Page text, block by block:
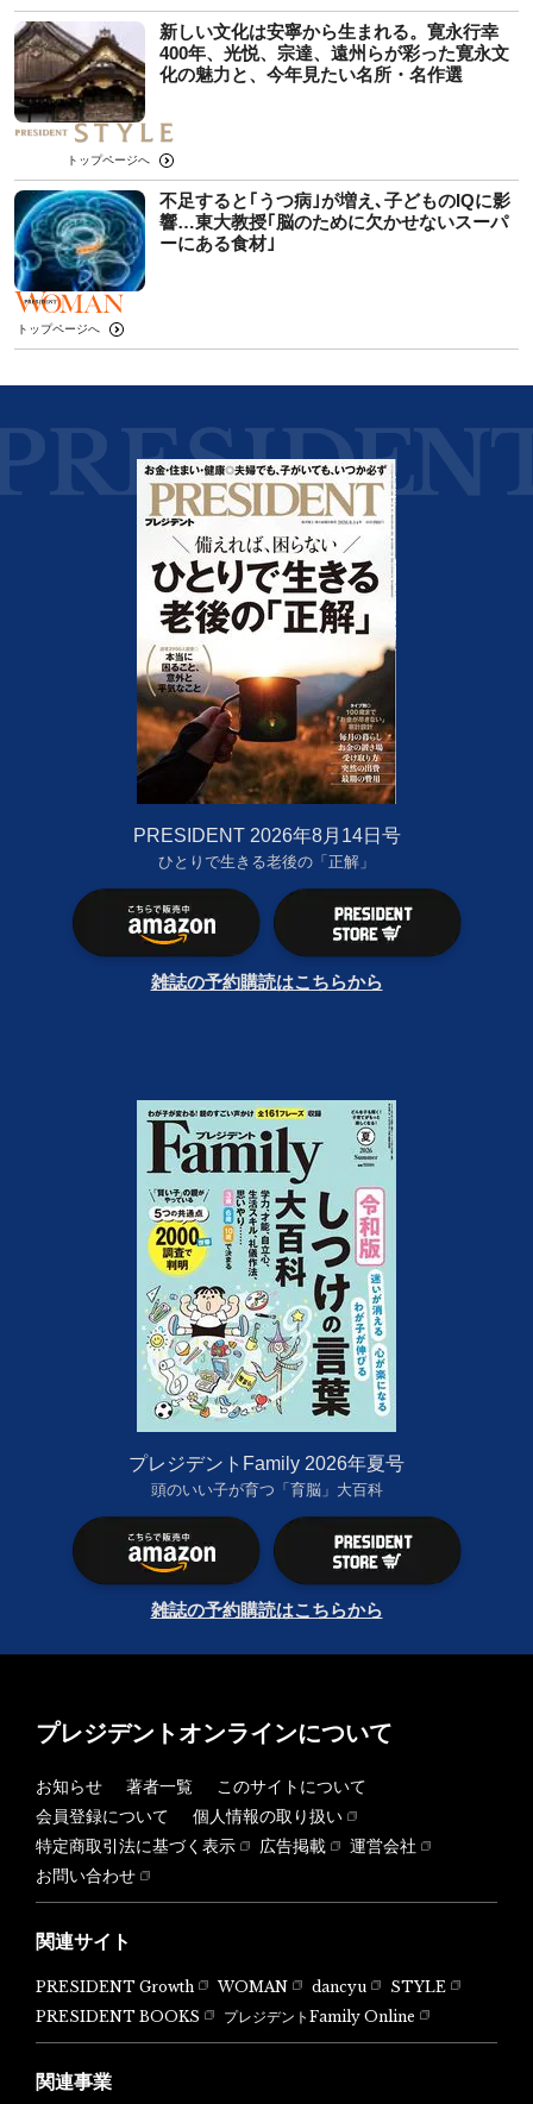
新しい文化は安寧から生まれる。寛永行幸
400年、光悦、宗達、遠州らが彩った寛永文
化の魅力と、今年見たい名所・名作選
トップページへ
不足すると｢うつ病｣が増え､子どものIQに影
響…東大教授｢脳のために欠かせないスーパ
ーにある食材｣
トップページへ
PRESIDENT 2026年8月14日号
ひとりで生きる老後の「正解」
雑誌の予約購読はこちらから
プレジデントFamily 2026年夏号
頭のいい子が育つ「育脳」大百科
雑誌の予約購読はこちらから
プレジデントオンラインについて
お知らせ 著者一覧
このサイトについて
会員登録について
個人情報の取り扱い
特定商取引法に基づく表示
広告掲載
運営会社
お問い合わせ
関連サイト
PRESIDENT Growth WOMAN dancyu
STYLE
PRESIDENT BOOKS
プレジデントFamily Online
関連事業